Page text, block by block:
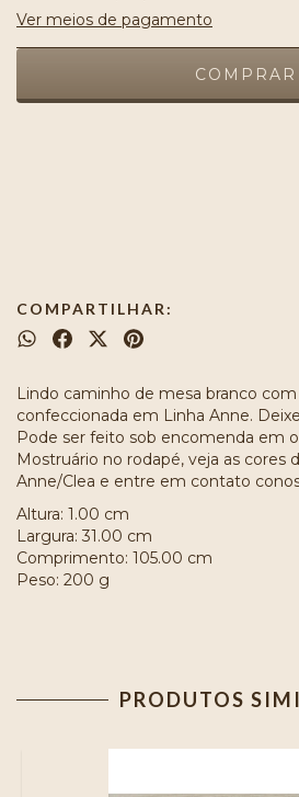
Ver meios de pagamento
COMPARTILHAR:
Lindo caminho de mesa branco com
confeccionada em Linha Anne.
Pode ser feito sob encomenda em
Mostruário no rodapé, veja as cores
Anne/Clea e entre em contato
Altura: 1.00 cm
Largura: 31.00 cm
Comprimento: 105.00 cm
Peso: 200 g
PRODUTOS